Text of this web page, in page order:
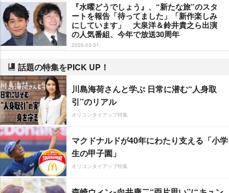
『水曜どうでしょう』、“新たな旅”のスタ
ートを報告「待ってました」「新作楽しみ
にしています」 大泉洋＆鈴井貴之ら出演
の人気番組、今年で放送30周年
2026-03-31
話題の特集をPICK UP！
川島海荷さんと学ぶ 日常に潜む“人身取
引”のリアル
オリコンタイアップ特集
マクドナルドが40年にわたり支える「小学
生の甲子園」
オリコンタイアップ特集